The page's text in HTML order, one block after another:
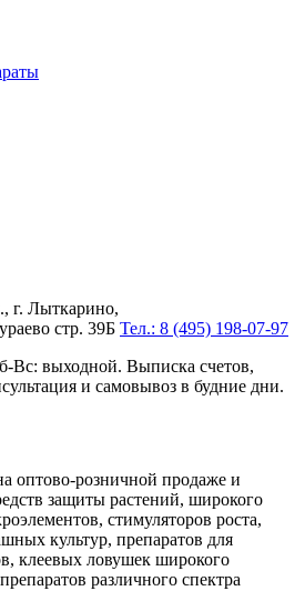
г. Лыткарино,
стр. 39Б Тел.: 8 (495) 198-07-97
Вс: выходной. Выписка счетов,
и самовывоз в будние дни.
оптово-розничной продаже и
защиты растений, широкого
стимуляторов роста,
культур, препаратов для
клеевых ловушек широкого
различного спектра